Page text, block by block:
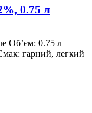
0.75 л
Об’єм: 0.75 л
гарний, легкий